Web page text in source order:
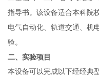
指导书。该设备适合本科院
电气自动化、轨道交通、机
验。
二、实验项目
本设备可以完成以下经经典